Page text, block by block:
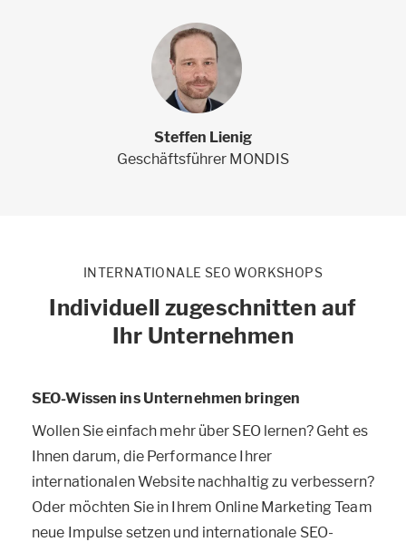
Steffen Lienig
Geschäftsführer MONDIS
INTERNATIONALE SEO WORKSHOPS
Individuell zugeschnitten auf
Ihr Unternehmen
SEO-Wissen ins Unternehmen bringen
Wollen Sie einfach mehr über SEO lernen? Geht es
Ihnen darum, die Performance Ihrer
internationalen Website nachhaltig zu verbessern?
Oder möchten Sie in Ihrem Online Marketing Team
neue Impulse setzen und internationale SEO-